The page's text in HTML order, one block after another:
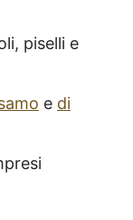
piselli e
e di